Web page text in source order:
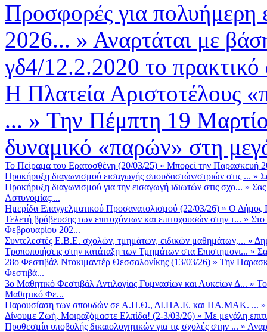
Προσφορές για
2026... » Αναρτάται με
γδ4/12.2.2020 το πρακτικό
Η Πλατεία Αριστοτέλους
... » Την Πέμπτη 19
δυναμικό «παρών» στη
Το Πείραμα του Ερατοσθένη (20/03/25) » Μπορεί την Παρασκευή
Προκήρυξη διαγωνισμού εισαγωγής σπουδαστών/στριών στις ... »
Προκήρυξη διαγωνισμού για την εισαγωγή ιδιωτών στις σχο... » Σας
Αστυνομίας:...
Ημερίδα Επαγγελματικού Προσανατολισμού (22/03/26) » Ο Δήμος
Τελετή βράβευσης των επιτυχόντων και επιτυχουσών στην τ... » Στο
Φεβρουαρίου 202...
Συντελεστές Ε.Β.Ε. σχολών, τμημάτων, ειδικών μαθημάτων,... »
Τροποποιήσεις στην κατάταξη των Τμημάτων στα Επιστημονι... »
28ο Φεστιβάλ Ντοκιμαντέρ Θεσσαλονίκης (13/03/26) » Την
Φεστιβά...
3ο Μαθητικό Φεστιβάλ Αντιλογίας Γυμνασίων και Λυκείων Δ... »
Μαθητικό Φε...
Παρουσίαση των σπουδών σε Α.Π.Θ., ΔΙ.ΠΑ.Ε. και ΠΑ.ΜΑΚ. ...
Δίνουμε Ζωή, Μοιραζόμαστε Ελπίδα! (2-3/03/26) » Με μεγάλη
Προθεσμία υποβολής δικαιολογητικών για τις σχολές στην ... »